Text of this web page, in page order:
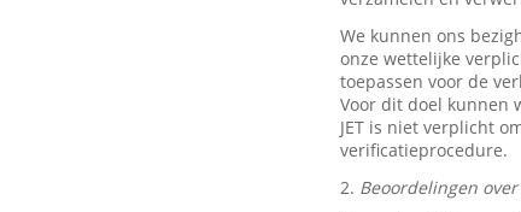
We kunnen ons
onze wettelijke
toepassen voor de
Voor dit doel kunnen
JET is niet verplicht
verificatieprocedure.
2. Beoordelingen